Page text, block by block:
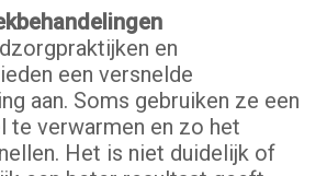
en
een versnelde
aan. Soms gebruiken ze een
te verwarmen en zo het
Het is niet duidelijk of